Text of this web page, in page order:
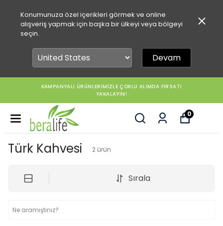
Konumunuza özel içerikleri görmek ve online
alışveriş yapmak için başka bir ülkeyi veya bölgeyi
seçin.
Devam
KAMPANYALI ÜRÜNLERİMİZLE ÇOKLU ALIMDA FIRSATI
YAKALAYIN!
0
Türk Kahvesi 2 ürün
Sırala